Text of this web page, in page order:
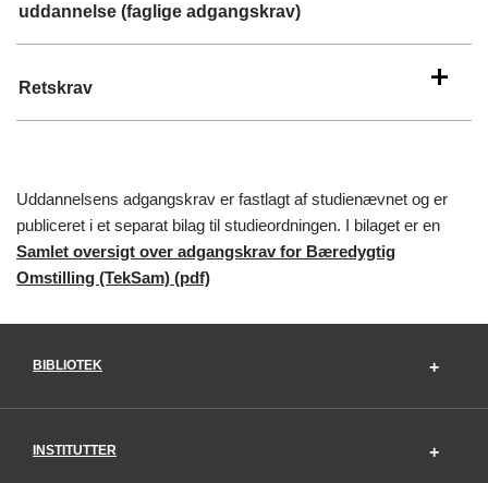
uddannelse (faglige adgangskrav)
Retskrav
Uddannelsens adgangskrav er fastlagt af studienævnet og er
publiceret i et separat bilag til studieordningen. I bilaget er en
Samlet oversigt over adgangskrav for Bæredygtig
Omstilling (TekSam) (pdf)
BIBLIOTEK
INSTITUTTER